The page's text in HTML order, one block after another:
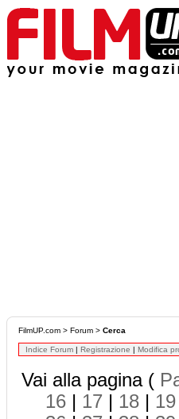
FilmUP.com > Forum > Cerca
Indice Forum | Registrazione | Modifica
Vai alla pagina (
16 | 17 | 18 | 19